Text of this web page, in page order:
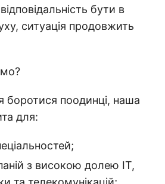
бути в
ситуація продовжить
боротися поодинці, наша
для:
з високою долею ІТ,